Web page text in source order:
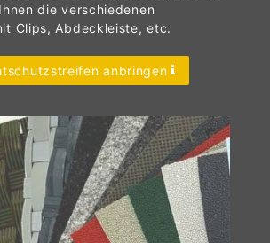
die verschiedenen
Clips, Abdeckleiste, etc.
anbringen